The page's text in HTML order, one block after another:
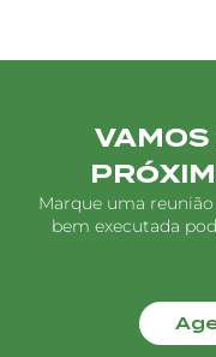
VAMOS
Marque uma
bem executada